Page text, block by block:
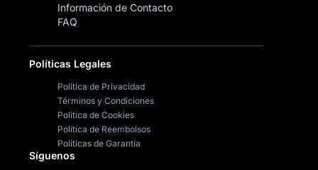
Información de Contacto
FAQ
Políticas Legales
Política de Privacidad
Términos y Condiciones
Política de Cookies
Política de Reembolsos
Políticas de Garantía
Síguenos